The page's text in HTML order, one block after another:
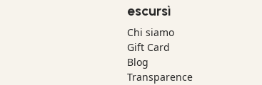
escursì
Chi siamo
Gift Card
Blog
Transparence